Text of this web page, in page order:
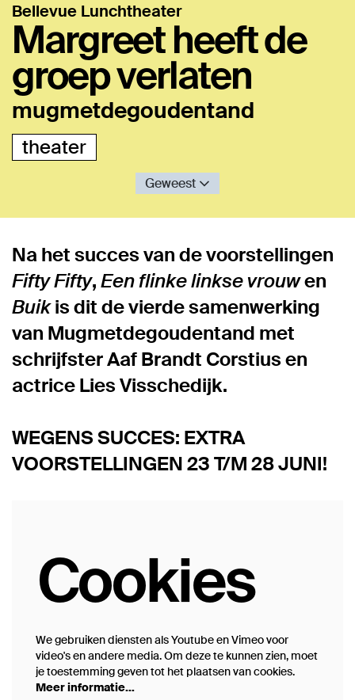
Margreet heeft de
groep verlaten
mugmetdegoudentand
Bellevue Lunchtheater
theater
Geweest
Na het succes van de voorstellingen
Fifty Fifty,Een flinke linkse vrouwen
Buikis dit de vierde samenwerking
van Mugmetdegoudentand met
schrijfster Aaf Brandt Corstius en
actrice Lies Visschedijk.
WEGENS SUCCES: EXTRA
VOORSTELLINGEN 23 T/M 28 JUNI!
Cookies
We gebruiken diensten als Youtube en Vimeo voor
video's en andere media. Om deze te kunnen zien, moet
je toestemming geven tot het plaatsen van cookies.
Meer informatie…